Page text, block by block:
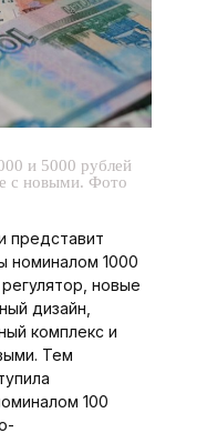
и 5000 рублей
с новыми. Фото
представит
номиналом 1000
новые
дизайн,
комплекс и
Тем
100